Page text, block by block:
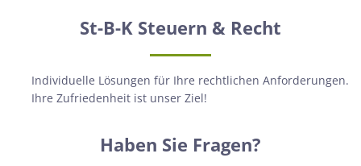
St-B-K Steuern & Recht
Individuelle Lösungen für Ihre rechtlichen Anforderungen.
Ihre Zufriedenheit ist unser Ziel!
Haben Sie Fragen?